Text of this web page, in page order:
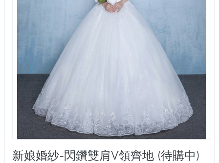
新娘婚紗-閃鑽雙肩v領齊地 (待購中)